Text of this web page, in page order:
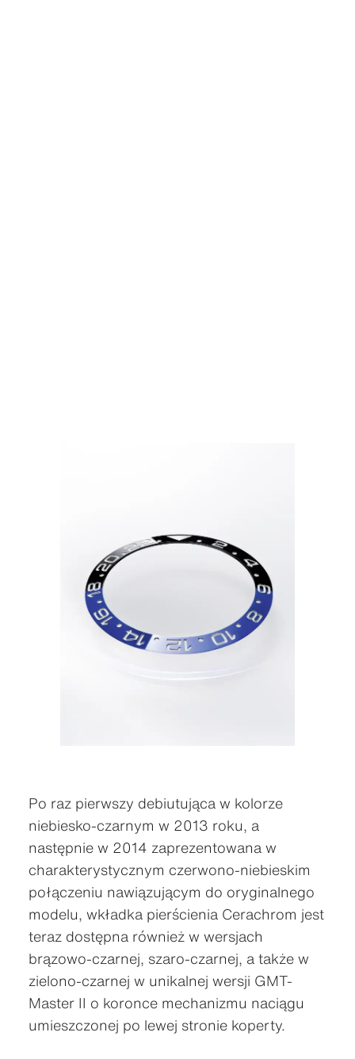
Po raz pierwszy debiutująca w kolorze
niebiesko-czarnym w 2013 roku, a
następnie w 2014 zaprezentowana w
charakterystycznym czerwono-niebieskim
połączeniu nawiązującym do oryginalnego
modelu, wkładka pierścienia Cerachrom jest
teraz dostępna również w wersjach
brązowo-czarnej, szaro-czarnej, a także w
zielono-czarnej w unikalnej wersji GMT-
Master II o koronce mechanizmu naciągu
umieszczonej po lewej stronie koperty.